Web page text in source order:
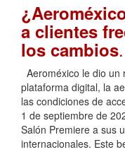
a clientes
los cambios
Aeroméxico le dio un
plataforma digital, la
las condiciones de
1 de septiembre de
Salón Premiere a sus
internacionales. Este